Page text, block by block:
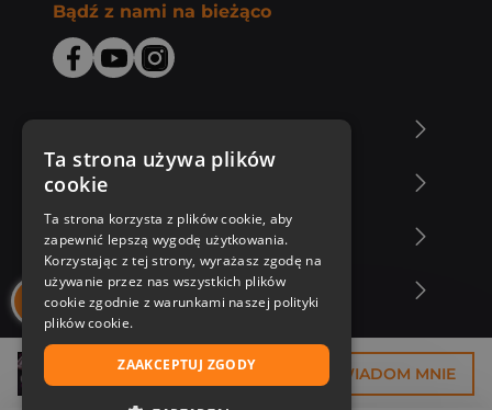
29,93 zł POWIADOM MNIE
Bądź z nami na bieżąco
Zakupy u nas
Nasza oferta
Nasi autorzy
Ta strona używa plików
cookie
Ta strona korzysta z plików cookie, aby
zapewnić lepszą wygodę użytkowania.
Korzystając z tej strony, wyrażasz zgodę na
używanie przez nas wszystkich plików
cookie zgodnie z warunkami naszej polityki
plików cookie.
ZAAKCEPTUJ ZGODY